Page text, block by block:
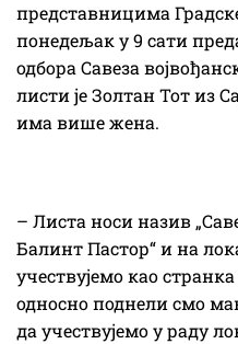
представницима
понедељак у 9 сати
одбора Савеза
листи је Золтан Тот из
има више жена.
– Листа носи назив
Балинт Пастор“ и на
учествујемо као
односно поднели смо
да учествујемо у раду